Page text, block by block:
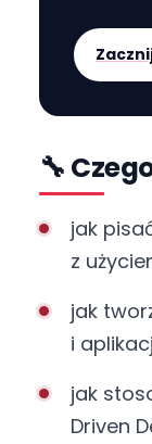
🔧
jak
z
jak
i
jak
Driven